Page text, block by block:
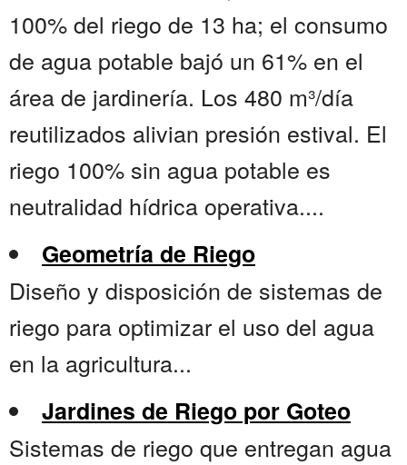
100% del riego de 13 ha; el consumo
de agua potable bajó un 61% en el
área de jardinería. Los 480 m³/día
reutilizados alivian presión estival. El
riego 100% sin agua potable es
neutralidad hídrica operativa....
Geometría de Riego
Diseño y disposición de sistemas de
riego para optimizar el uso del agua
en la agricultura...
Jardines de Riego por Goteo
Sistemas de riego que entregan agua